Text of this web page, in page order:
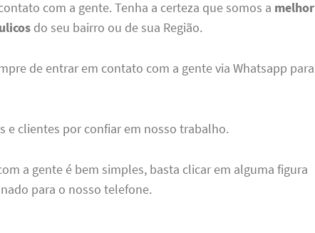
com a gente. Tenha a certeza que somos a melhor
do seu bairro ou de sua Região.
de entrar em contato com a gente via Whatsapp para
e clientes por confiar em nosso trabalho.
a gente é bem simples, basta clicar em alguma figura
para o nosso telefone.